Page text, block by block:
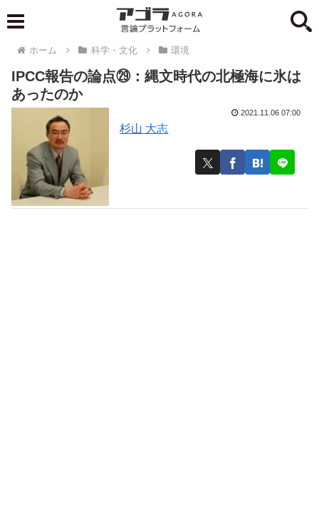
ホーム 科学・文化 環境
IPCC報告の論点㉙：縄文時代の北極海に氷は
あったのか
杉山 大志
2021.11.06 07:00